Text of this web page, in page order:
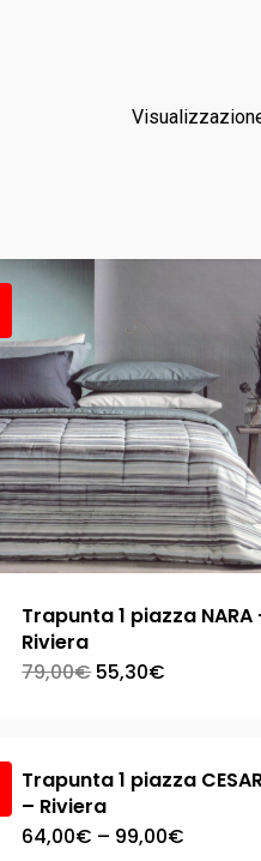
Trapunta 1 piazza NARA
Riviera
79,00€ 55,30€
Trapunta 1 piazza
– Riviera
64,00€ – 99,00€